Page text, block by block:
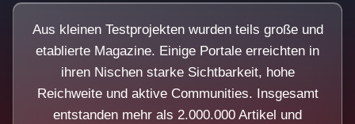
Aus kleinen Testprojekten wurden teils große und
etablierte Magazine. Einige Portale erreichten in
ihren Nischen starke Sichtbarkeit, hohe
Reichweite und aktive Communities. Insgesamt
entstanden mehr als 2.000.000 Artikel und